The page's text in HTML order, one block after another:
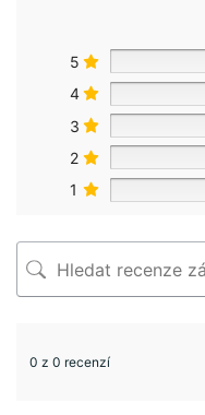
5
4
3
2
1
0 z 0 recenzí